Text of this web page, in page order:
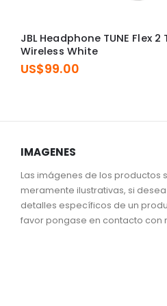
JBL Headphone TUNE Flex 2
Wireless White
US$99.00
IMAGENES
Las imágenes de los productos
meramente ilustrativas, si
detalles específicos de un
favor pongase en contacto con